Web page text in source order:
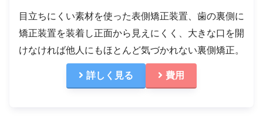
目立ちにくい素材を使った表側矯正装置、歯の裏側に
矯正装置を装着し正面から見えにくく、大きな口を開
けなければ他人にもほとんど気づかれない裏側矯正。
詳しく見る 費用